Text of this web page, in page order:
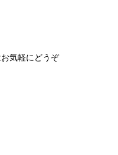
気軽にどうぞ